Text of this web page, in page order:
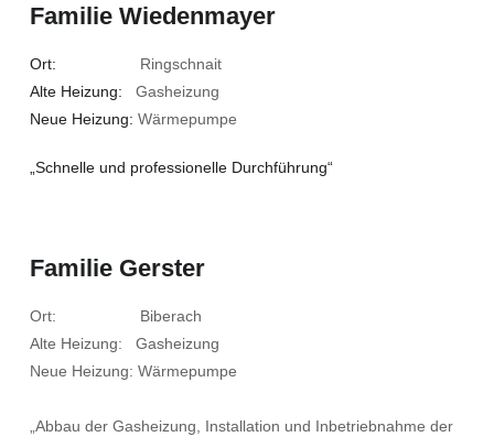
Familie Wiedenmayer
Ort: Ringschnait
Alte Heizung: Gasheizung
Neue Heizung: Wärmepumpe
„Schnelle und professionelle Durchführung“
Familie Gerster
Ort: Biberach
Alte Heizung: Gasheizung
Neue Heizung: Wärmepumpe
„Abbau der Gasheizung, Installation und Inbetriebnahme der